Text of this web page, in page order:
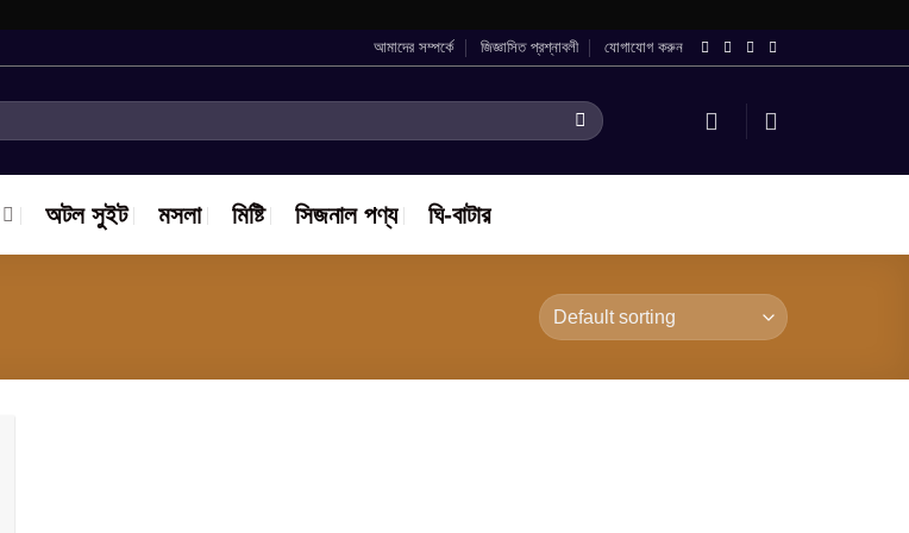
আমাদের সম্পর্কে জিজ্ঞাসিত প্রশ্নাবলী যোগাযোগ করুন
অটল সুইট মসলা মিষ্টি সিজনাল পণ্য ঘি-বাটার